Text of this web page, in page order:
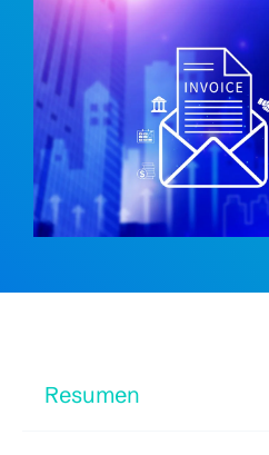
Resumen